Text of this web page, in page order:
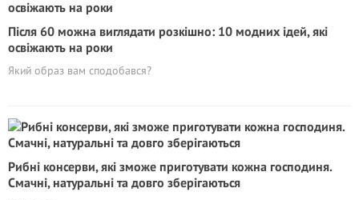
Після 60 можна виглядати розкішно: 10 модних ідей, які
освіжають на роки
Який образ вам сподобався?
Рибні консерви, які зможе приготувати кожна господиня.
Смачні, натуральні та довго зберігаються